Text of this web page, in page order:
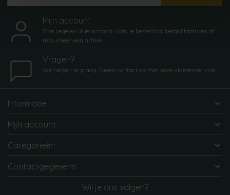
Mijn account
Snel regelen in je account. Volg je bestelling, betaal facturen of
retourneer een artikel.
Vragen?
We helpen je graag. Neem contact op met onze klantenservice.
Informatie
Mijn account
Categorieën
Contactgegevens
Wil je ons volgen?